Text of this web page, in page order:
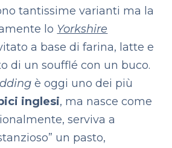
tantissime varianti ma la
lo Yorkshire
a base di farina, latte e
di un soufflé con un buco.
è oggi uno dei più
inglesi, ma nasce come
serviva a
un pasto,